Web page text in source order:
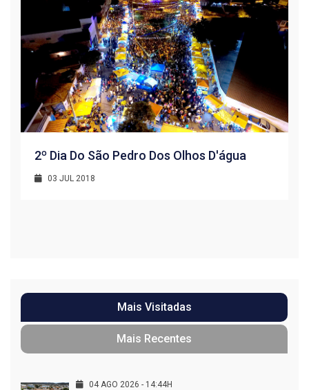
2º Dia Do São Pedro Dos Olhos D'água
03 JUL 2018
Mais Visitadas
Mais Recentes
04 AGO 2026 - 14:44H